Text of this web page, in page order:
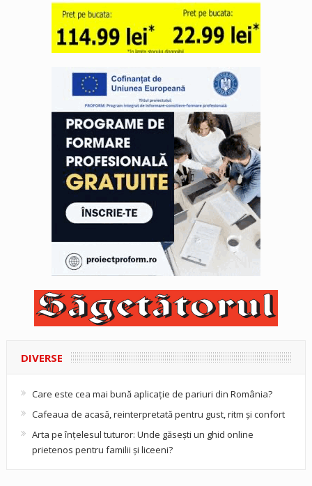
DIVERSE
Care este cea mai bună aplicație de pariuri din România?
Cafeaua de acasă, reinterpretată pentru gust, ritm și confort
Arta pe înțelesul tuturor: Unde găsești un ghid online
prietenos pentru familii și liceeni?